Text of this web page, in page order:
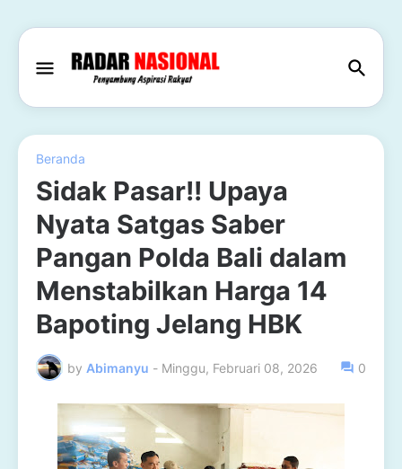
Beranda
Sidak Pasar!! Upaya
Nyata Satgas Saber
Pangan Polda Bali dalam
Menstabilkan Harga 14
Bapoting Jelang HBK
by Abimanyu - Minggu, Februari 08, 2026 0